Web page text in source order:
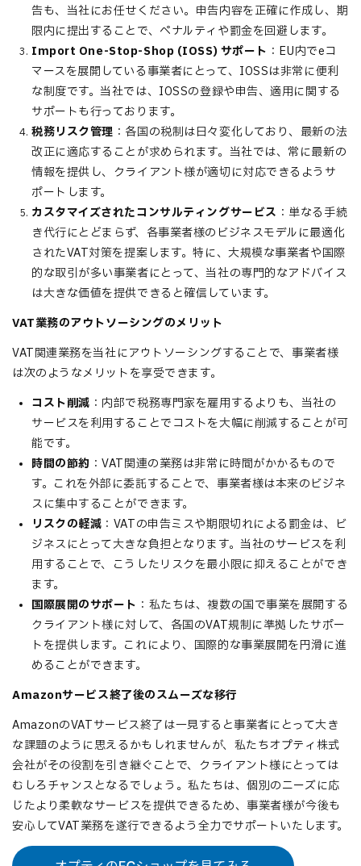
告も、当社にお任せください。申告内容を正確に作成し、期
限内に提出することで、ペナルティや罰金を回避します。
Import One-Stop-Shop (IOSS) サポート ：EU内でeコ
マースを展開している事業者にとって、IOSSは非常に便利
な制度です。当社では、IOSSの登録や申告、適用に関する
サポートも行っております。
税務リスク管理 ：各国の税制は日々変化しており、最新の法
改正に適応することが求められます。当社では、常に最新の
情報を提供し、クライアント様が適切に対応できるようサ
ポートします。
カスタマイズされたコンサルティングサービス ：単なる手続
き代行にとどまらず、各事業者様のビジネスモデルに最適化
されたVAT対策を提案します。特に、大規模な事業者や国際
的な取引が多い事業者にとって、当社の専門的なアドバイス
は大きな価値を提供できると確信しています。
VAT業務のアウトソーシングのメリット
VAT関連業務を当社にアウトソーシングすることで、事業者様
は次のようなメリットを享受できます。
コスト削減 ：内部で税務専門家を雇用するよりも、当社の
サービスを利用することでコストを大幅に削減することが可
能です。
時間の節約 ：VAT関連の業務は非常に時間がかかるもので
す。これを外部に委託することで、事業者様は本来のビジネ
スに集中することができます。
リスクの軽減 ：VATの申告ミスや期限切れによる罰金は、ビ
ジネスにとって大きな負担となります。当社のサービスを利
用することで、こうしたリスクを最小限に抑えることができ
ます。
国際展開のサポート ：私たちは、複数の国で事業を展開する
クライアント様に対して、各国のVAT規制に準拠したサポー
トを提供します。これにより、国際的な事業展開を円滑に進
めることができます。
Amazonサービス終了後のスムーズな移行
AmazonのVATサービス終了は一見すると事業者にとって大き
な課題のように思えるかもしれませんが、私たちオプティ株式
会社がその役割を引き継ぐことで、クライアント様にとっては
むしろチャンスとなるでしょう。私たちは、個別のニーズに応
じたより柔軟なサービスを提供できるため、事業者様が今後も
安心してVAT業務を遂行できるよう全力でサポートいたします。